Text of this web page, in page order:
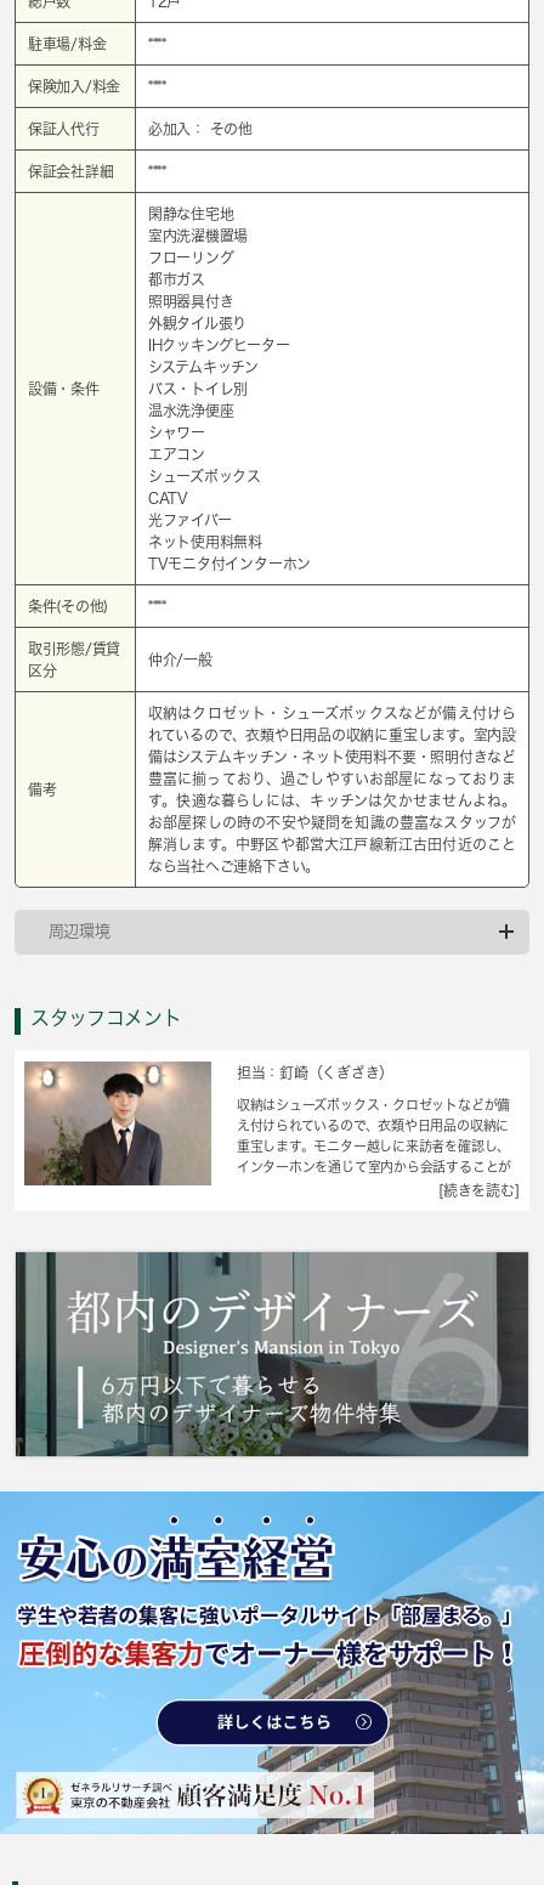
駐車場/料金 ****
保険加入/料金 ****
保証人代行 必加入： その他
保証会社詳細 ****
設備・条件
閑静な住宅地
室内洗濯機置場
フローリング
都市ガス
照明器具付き
外観タイル張り
IHクッキングヒーター
システムキッチン
バス・トイレ別
温水洗浄便座
シャワー
エアコン
シューズボックス
CATV
光ファイバー
ネット使用料無料
TVモニタ付インターホン
条件(その他) ****
取引形態/賃貸
区分
仲介/一般
備考
収納はクロゼット・シューズボックスなどが備え付けら
れているので、衣類や日用品の収納に重宝します。室内設
備はシステムキッチン・ネット使用料不要・照明付きなど
豊富に揃っており、過ごしやすいお部屋になっておりま
す。快適な暮らしには、キッチンは欠かせませんよね。
お部屋探しの時の不安や疑問を知識の豊富なスタッフが
解消します。中野区や都営大江戸線新江古田付近のこと
なら当社へご連絡下さい。
周辺環境
スタッフコメント
担当：釘崎（くぎざき）
収納はシューズボックス・クロゼットなどが備
え付けられているので、衣類や日用品の収納に
重宝します。モニター越しに来訪者を確認し、
インターホンを通じて室内から会話することが
できます。室内設備はCATV・システムキッチ
が高い、キッチンスぺースのある物件。多くの
貸物件です。アパートタイプのお部屋です。中
野区の住まい探しを 城南コミュニティにお手
伝いさせてください。多種多様な賃貸情報を取
り扱っている当社でなら、きっと素敵な住まい
を見つけることができます。
[続きを読む]